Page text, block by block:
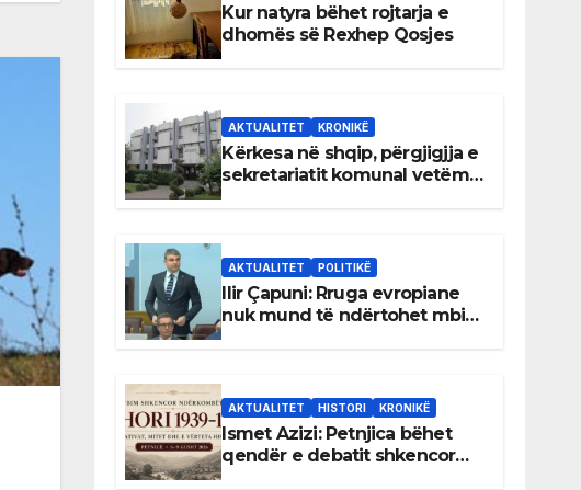
Kur natyra bëhet rojtarja e
dhomës së Rexhep Qosjes
AKTUALITET KRONIKË
Kërkesa në shqip, përgjigjja e
sekretariatit komunal vetëm
AKTUALITET POLITIKË
Ilir Çapuni: Rruga evropiane
nuk mund të ndërtohet mbi
AKTUALITET HISTORI KRONIKË
Ismet Azizi: Petnjica bëhet
qendër e debatit shkencor